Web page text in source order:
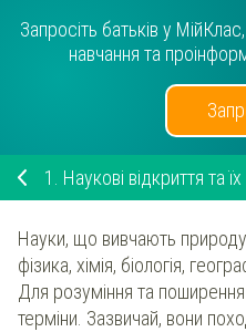
Запросіть батьків у
навчання та
1. Наукові відкриття та
Науки, що вивчають
фізика, хімія, біологія,
Для розуміння та поширення
терміни. Зазвичай, вони